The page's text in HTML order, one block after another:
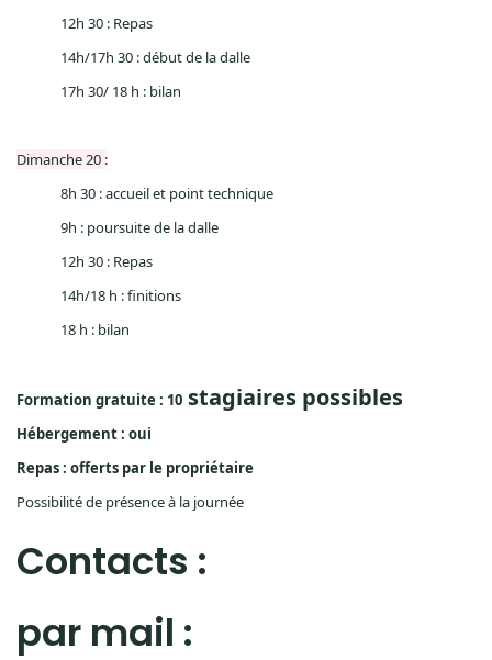
12h 30 : Repas
14h/17h 30 : début de la dalle
17h 30/ 18 h : bilan
Dimanche 20 :
8h 30 : accueilet point technique
9h : poursuite de la dalle
12h 30 : Repas
14h/18 h : finitions
18 h : bilan
Formation gratuite : 10 stagiaires possibles
Hébergement : oui
Repas : offerts par le propriétaire
Possibilité de présence à la journée
Contacts :
par mail :